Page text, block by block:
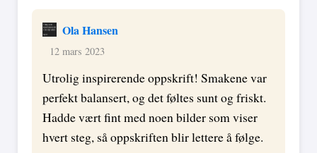
Ola Hansen
12 mars 2023
Utrolig inspirerende oppskrift! Smakene var
perfekt balansert, og det føltes sunt og friskt.
Hadde vært fint med noen bilder som viser
hvert steg, så oppskriften blir lettere å følge.